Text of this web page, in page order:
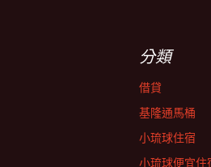
分類
借貸
基隆通馬桶
小琉球住宿
小琉球便宜住